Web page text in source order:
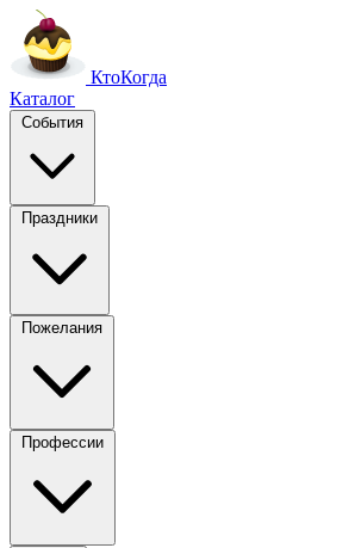
КтоКогда
Каталог
События
Праздники
Пожелания
Профессии